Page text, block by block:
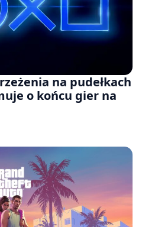
na pudełkach
o końcu gier na